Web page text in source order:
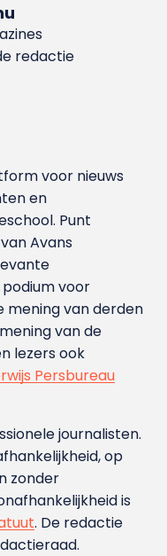
redactie
voor nieuws
en
Punt
Avans
voor
mening van derden
van de
lezers ook
Persbureau
journalisten.
op
zonder
is
. De redactie